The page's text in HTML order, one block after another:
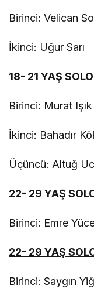
Birinci: Velican
İkinci: Uğur Sarı
18- 21 YAŞ
Birinci: Murat Işık
İkinci: Bahadır
Üçüncü: Altuğ
22- 29 YAŞ
Birinci: Emre
22- 29 YAŞ
Birinci: Saygın